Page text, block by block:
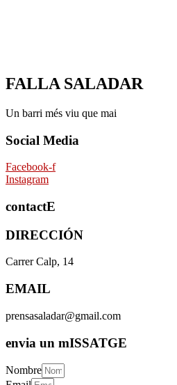
FALLA SALADAR
Un barri més viu que mai
Social Media
Facebook-f
Instagram
contactE
DIRECCIÓN
Carrer Calp, 14
EMAIL
prensasaladar@gmail.com
envia un mISSATGE
Nombre